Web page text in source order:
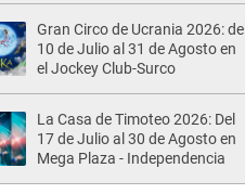
Gran Circo de Ucrania 2026: del
10 de Julio al 31 de Agosto en
el Jockey Club-Surco
La Casa de Timoteo 2026: Del
17 de Julio al 30 de Agosto en
Mega Plaza - Independencia